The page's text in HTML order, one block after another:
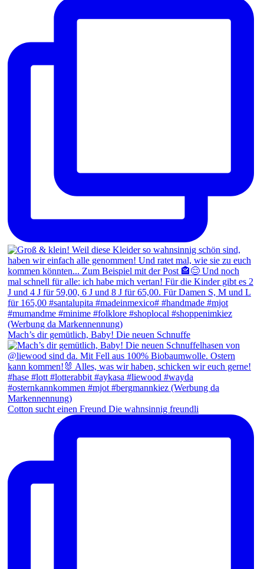
Mach’s dir gemütlich, Baby! Die neuen Schnuffe
Cotton sucht einen Freund Die wahnsinnig freundli